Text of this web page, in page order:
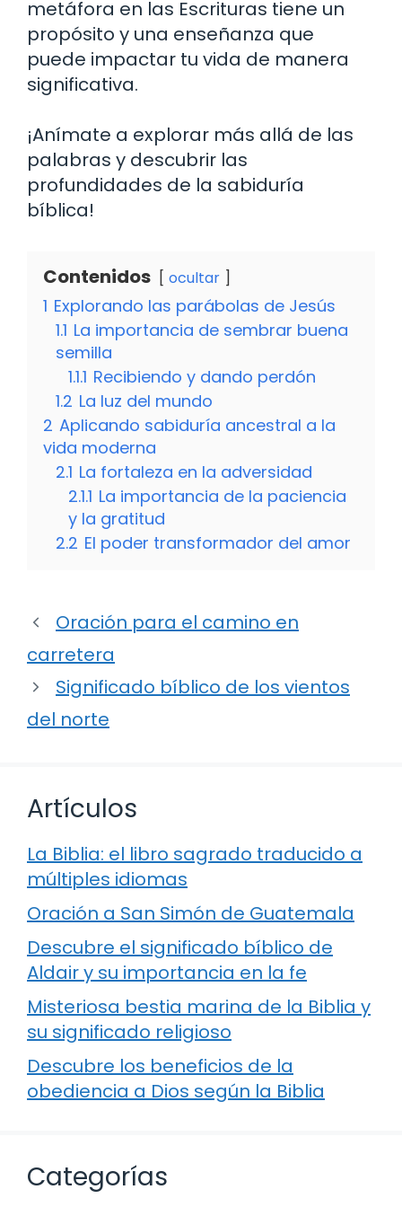
metáfora en las Escrituras tiene un
propósito y una enseñanza que
puede impactar tu vida de manera
significativa.
¡Anímate a explorar más allá de las
palabras y descubrir las
profundidades de la sabiduría
bíblica!
Contenidos ocultar
1 Explorando las parábolas de Jesús
1.1 La importancia de sembrar buena
semilla
1.1.1 Recibiendo y dando perdón
1.2 La luz del mundo
2 Aplicando sabiduría ancestral a la
vida moderna
2.1 La fortaleza en la adversidad
2.1.1 La importancia de la paciencia
y la gratitud
2.2 El poder transformador del amor
Oración para el camino en
carretera
Significado bíblico de los vientos
del norte
Artículos
La Biblia: el libro sagrado traducido a
múltiples idiomas
Oración a San Simón de Guatemala
Descubre el significado bíblico de
Aldair y su importancia en la fe
Misteriosa bestia marina de la Biblia y
su significado religioso
Descubre los beneficios de la
obediencia a Dios según la Biblia
Categorías